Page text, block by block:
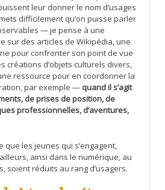
leur donner le nom d’usages
difficilement qu’on puisse parler
— je pense à une
sur des articles de Wikipédia, une
pour confronter son point de vue
créations d’objets culturels divers,
ressource pour en coordonner la
par exemple — quand il s’agit
de prises de position, de
professionnelles, d’aventures,
que les jeunes qui s’engagent,
ainsi dans le numérique, au
soient réduits au rang d’usagers.